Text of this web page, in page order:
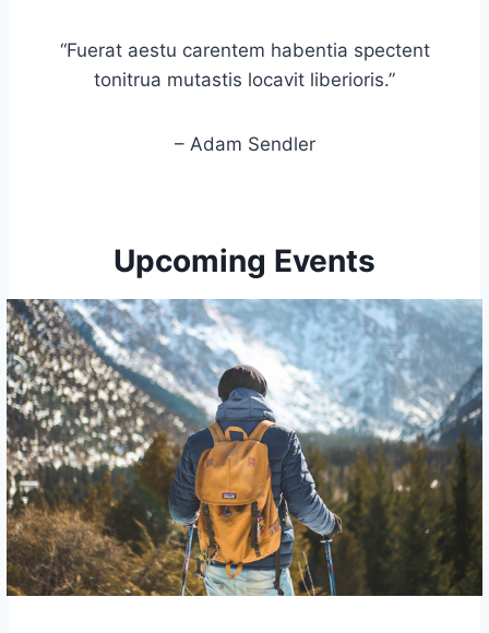
“Fuerat aestu carentem habentia spectent
tonitrua mutastis locavit liberioris.”
– Adam Sendler
Upcoming Events